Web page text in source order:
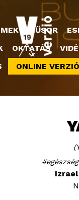
2022.
egészség
Izrael
MŰSOR
OKTATÁS
ONLINE VERZIÓ